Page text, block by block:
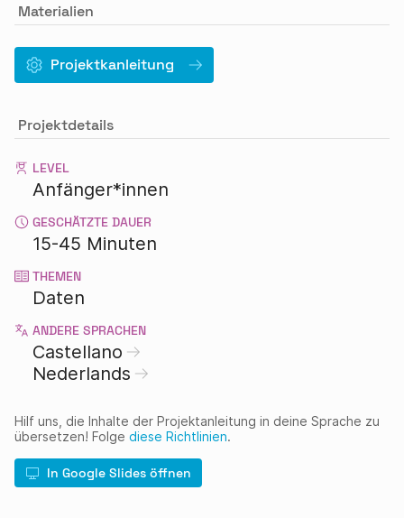
Materialien
Projektkanleitung
Projektdetails
LEVEL
Anfänger*innen
GESCHÄTZTE DAUER
15-45 Minuten
THEMEN
Daten
ANDERE SPRACHEN
Castellano
Nederlands
Hilf uns, die Inhalte der Projektanleitung in deine Sprache zu
übersetzen! Folge diese Richtlinien.
In Google Slides öffnen